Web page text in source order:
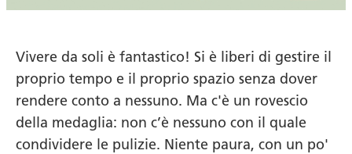
Vivere da soli è fantastico! Si è liberi di gestire il
proprio tempo e il proprio spazio senza dover
rendere conto a nessuno. Ma c'è un rovescio
della medaglia: non c’è nessuno con il quale
condividere le pulizie. Niente paura, con un po'